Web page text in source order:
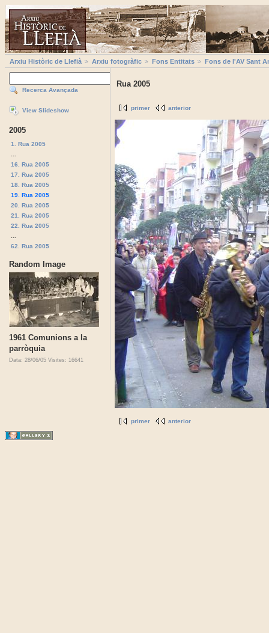
Arxiu Històric de Llefià Arxiu fotogràfic Fons Entitats Fons de l'AV Sant
Recerca Avançada
View Slideshow
2005
1. Rua 2005
16. Rua 2005
17. Rua 2005
18. Rua 2005
19. Rua 2005
20. Rua 2005
21. Rua 2005
22. Rua 2005
62. Rua 2005
Random Image
1961 Comunions a la
parròquia
Data: 28/06/05 Visites: 16641
Rua 2005
primer anterior
primer anterior